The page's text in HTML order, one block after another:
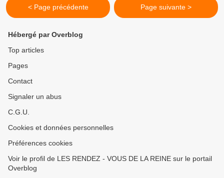
< Page précédente Page suivante >
Hébergé par Overblog
Top articles
Pages
Contact
Signaler un abus
C.G.U.
Cookies et données personnelles
Préférences cookies
Voir le profil de LES RENDEZ - VOUS DE LA REINE sur le portail
Overblog